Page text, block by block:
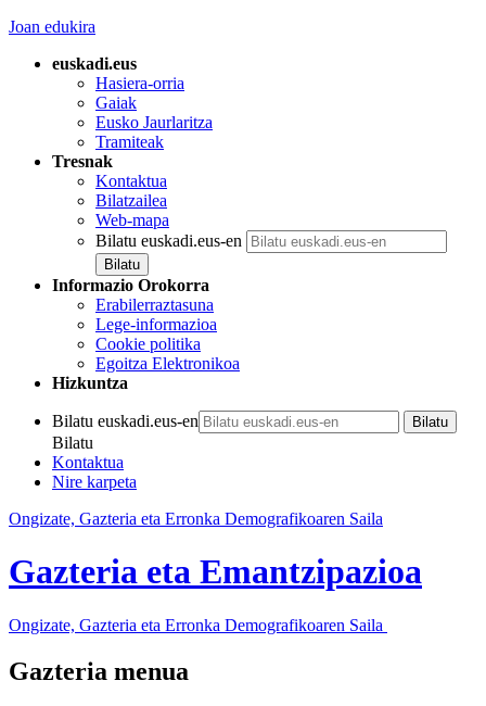
Joan edukira
euskadi.eus
Hasiera-orria
Gaiak
Eusko Jaurlaritza
Tramiteak
Tresnak
Kontaktua
Bilatzailea
Web-mapa
Bilatu euskadi.eus-en
Informazio Orokorra
Erabilerraztasuna
Lege-informazioa
Cookie politika
Egoitza Elektronikoa
Hizkuntza
Bilatu euskadi.eus-en
Bilatu
Kontaktua
Nire karpeta
Ongizate, Gazteria eta Erronka Demografikoaren Saila
Gazteria eta Emantzipazioa
Ongizate, Gazteria eta Erronka Demografikoaren Saila
Gazteria menua